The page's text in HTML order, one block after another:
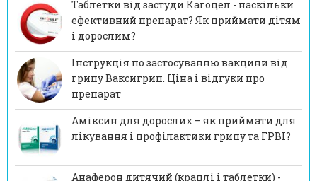
Таблетки від застуди Кагоцел - наскільки
ефективний препарат? Як приймати дітям
і дорослим?
Інструкція по застосуванню вакцини від
грипу Ваксигрип. Ціна і відгуки про
препарат
Аміксин для дорослих – як приймати для
лікування і профілактики грипу та ГРВІ?
Анаферон дитячий (краплі і таблетки) -